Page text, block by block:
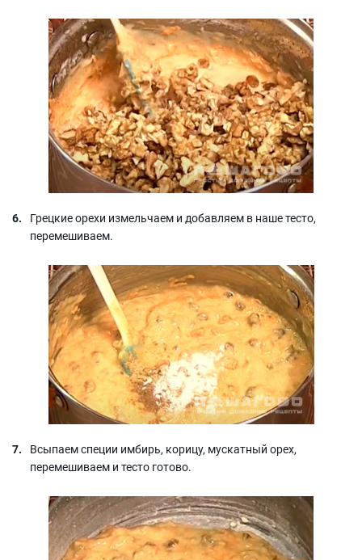
Грецкие орехи измельчаем и добавляем в наше тесто,
перемешиваем.
Всыпаем специи имбирь, корицу, мускатный орех,
перемешиваем и тесто готово.